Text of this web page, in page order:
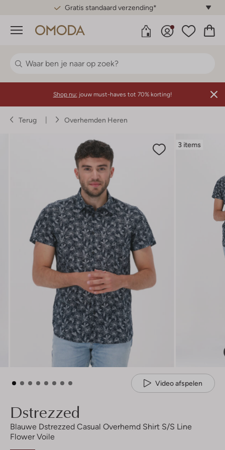
Gratis standaard verzending*
Menu
Shop nu: jouw must-haves tot 70% korting!
Terug Overhemden Heren
3 items
Video afspelen
Dstrezzed
Blauwe Dstrezzed Casual Overhemd Shirt S/s Line
Flower Voile